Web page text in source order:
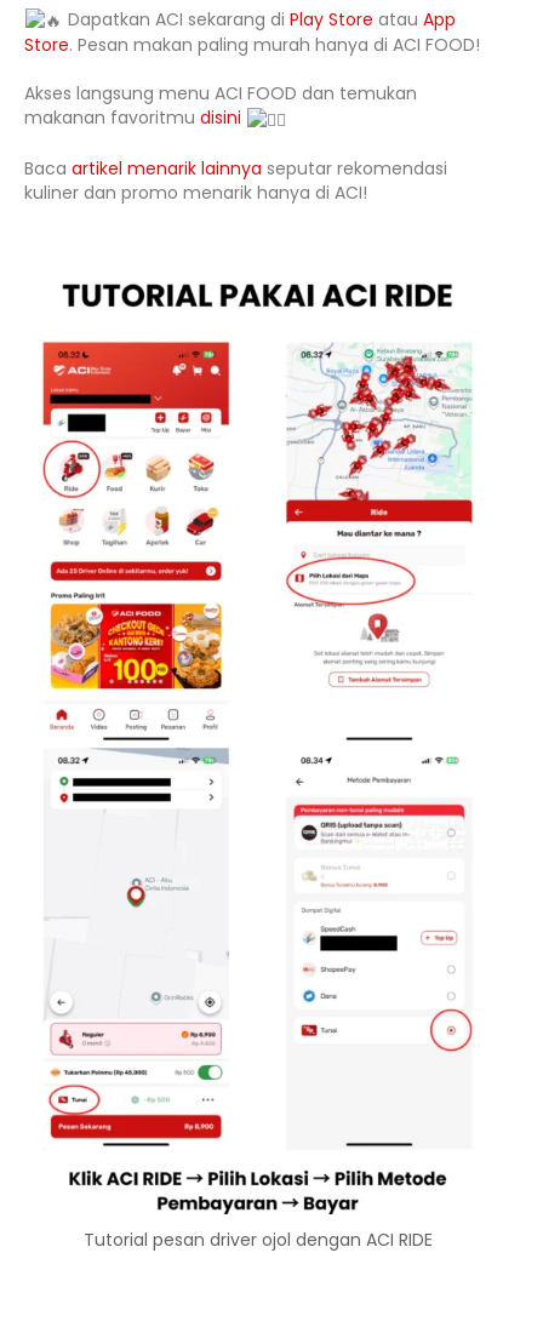
Dapatkan ACI sekarang di Play Store atau App
Store. Pesan makan paling murah hanya di ACI FOOD!
Akses langsung menu ACI FOOD dan temukan
makanan favoritmu disini
Baca artikel menarik lainnya seputar rekomendasi
kuliner dan promo menarik hanya di ACI!
Tutorial pesan driver ojol dengan ACI RIDE